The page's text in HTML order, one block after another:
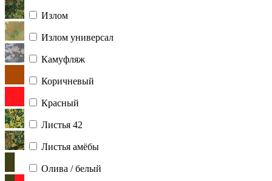
Излом
Излом универсал
Камуфляж
Коричневый
Красный
Листья 42
Листья амёбы
Олива / белый